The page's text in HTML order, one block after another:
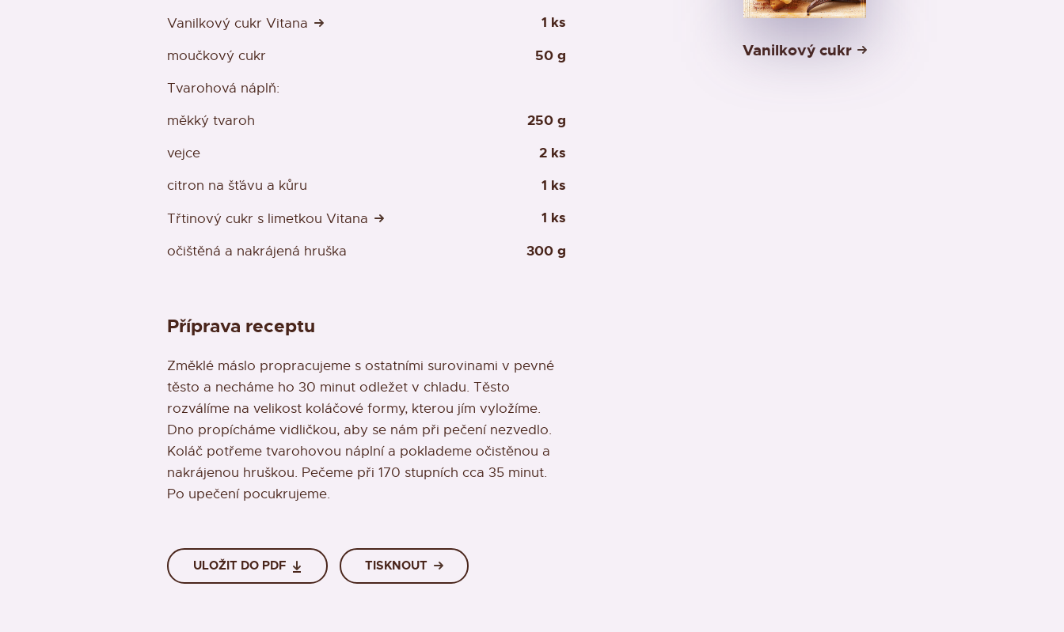
Vanilkový cukr Vitana 1 ks
moučkový cukr 50 g
Tvarohová náplň:
měkký tvaroh
250 g
vejce 2 ks
citron na šťávu a kůru 1 ks
Třtinový cukr s limetkou Vitana 1 ks
očištěná a nakrájená hruška 300 g
Příprava receptu
Změklé máslo propracujeme s ostatními surovinami v pevné
těsto a necháme ho 30 minut odležet v chladu. Těsto
rozválíme na velikost koláčové formy, kterou jím vyložíme.
Dno propícháme vidličkou, aby se nám při pečení nezvedlo.
Koláč potřeme tvarohovou náplní a poklademe očistěnou a
nakrájenou hruškou. Pečeme při 170 stupních cca 35 minut.
Po upečení pocukrujeme.
ULOŽIT DO PDF TISKNOUT
Vanilkový cukr